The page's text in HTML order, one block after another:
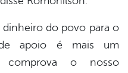
do povo para o
apoio é mais um
comprova o nosso